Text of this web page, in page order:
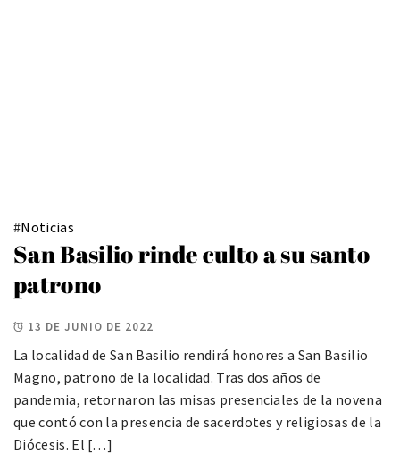
#Noticias
San Basilio rinde culto a su santo
patrono
13 DE JUNIO DE 2022
La localidad de San Basilio rendirá honores a San Basilio
Magno, patrono de la localidad. Tras dos años de
pandemia, retornaron las misas presenciales de la novena
que contó con la presencia de sacerdotes y religiosas de la
Diócesis. El […]